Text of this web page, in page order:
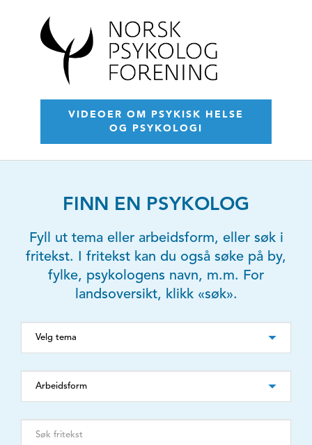
VIDEOER OM PSYKISK HELSE
OG PSYKOLOGI
FINN EN PSYKOLOG
Fyll ut tema eller arbeidsform, eller søk i
fritekst. I fritekst kan du også søke på by,
fylke, psykologens navn, m.m. For
landsoversikt, klikk «søk».